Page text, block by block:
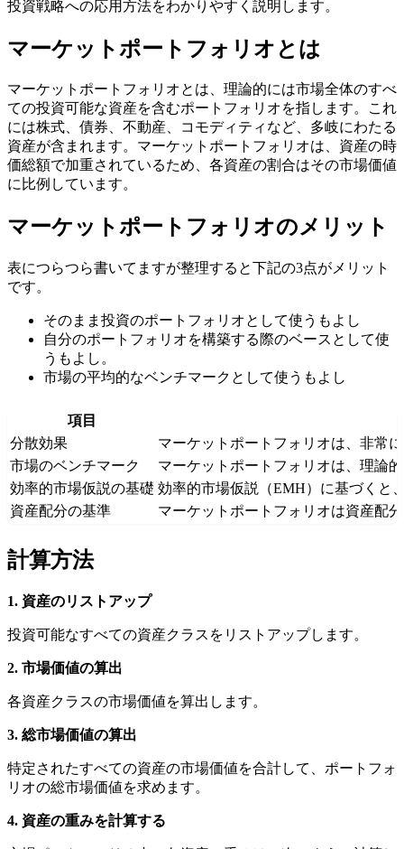
投資戦略への応用方法をわかりやすく説明します。
マーケットポートフォリオとは
マーケットポートフォリオとは、理論的には市場全体のすべ
ての投資可能な資産を含むポートフォリオを指します。これ
には株式、債券、不動産、コモディティなど、多岐にわたる
資産が含まれます。マーケットポートフォリオは、資産の時
価総額で加重されているため、各資産の割合はその市場価値
に比例しています。
マーケットポートフォリオのメリット
表につらつら書いてますが整理すると下記の3点がメリット
です。
そのまま投資のポートフォリオとして使うもよし
自分のポートフォリオを構築する際のベースとして使
うもよし。
市場の平均的なベンチマークとして使うもよし
項目
分散効果
マーケットポートフォリオは、非常
市場のベンチマーク
マーケットポートフォリオは、理論
効率的市場仮説の基礎 効率的市場仮説（EMH）に基づくと
資産配分の基準
マーケットポートフォリオは資産配
計算方法
1. 資産のリストアップ
投資可能なすべての資産クラスをリストアップします。
2. 市場価値の算出
各資産クラスの市場価値を算出します。
3. 総市場価値の算出
特定されたすべての資産の市場価値を合計して、ポートフォ
リオの総市場価値を求めます。
4. 資産の重みを計算する